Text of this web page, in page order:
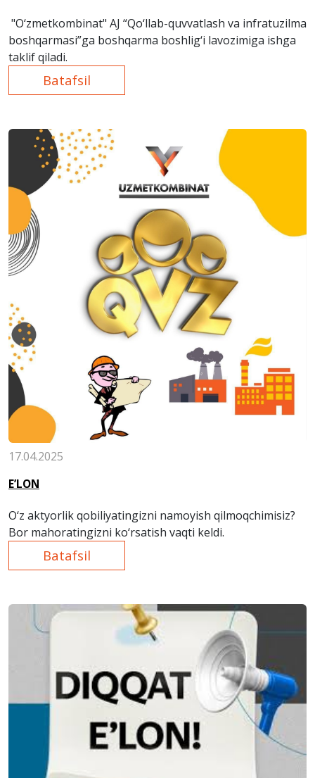
"O‘zmetkombinat" AJ “Qo‘llab-quvvatlash va infratuzilma
boshqarmasi”ga boshqarma boshlig‘i lavozimiga ishga
taklif qiladi.
Batafsil
17.04.2025
E’LON
O‘z aktyorlik qobiliyatingizni namoyish qilmoqchimisiz?
Bor mahoratingizni ko‘rsatish vaqti keldi.
Batafsil